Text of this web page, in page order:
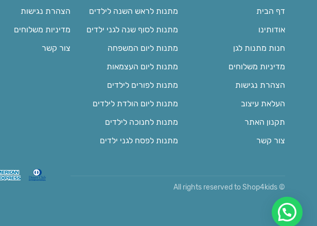
דף הבית
אודותינו
חנות מתנות לגן
מדיניות משלוחים
הצהרת נגישות
העלאת עיצוב
תקנון האתר
צור קשר
מתנות לראש השנה לילדים
מתנות לסוף שנה לגני ילדים
מתנות ליום המשפחה
מתנות ליום העצמאות
מתנות לפורים לילדים
מתנות ליום הולדת לילדים
מתנות לחנוכה לילדים
מתנות לפסח לגני ילדים
הצהרת נגישות
מדיניות משלוחים
צור קשר
© All rights reserved to Shop4kids